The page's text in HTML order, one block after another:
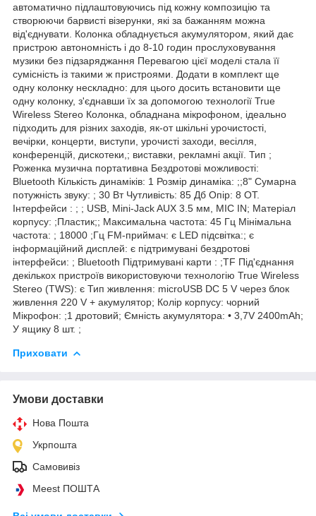
автоматично підлаштовуючись під кожну композицію та
створюючи барвисті візерунки, які за бажанням можна
від'єднувати. Колонка обладнується акумулятором, який дає
пристрою автономність і до 8-10 годин прослуховування
музики без підзаряджання Перевагою цієї моделі стала її
сумісність із такими ж пристроями. Додати в комплект ще
одну колонку нескладно: для цього досить встановити ще
одну колонку, з'єднавши їх за допомогою технології True
Wireless Stereo Колонка, обладнана мікрофоном, ідеально
підходить для різних заходів, як-от шкільні урочистості,
вечірки, концерти, виступи, урочисті заходи, весілля,
конференцій, дискотеки,; виставки, рекламні акції. Тип ;
Роженка музична портативна Бездротові можливості:
Bluetooth Кількість динаміків: 1 Розмір динаміка: ;;8" Сумарна
потужність звуку: ; 30 Вт Чутливість: 85 Дб Опір: 8 ОТ.
Інтерфейси : ; ; USB, Mini-Jack AUX 3.5 мм, MIC IN; Матеріал
корпусу: ;Пластик;; Максимальна частота: 45 Гц Мінімальна
частота: ; 18000 ;Гц FM-приймач: є LED підсвітка:; є
інформаційний дисплей: є підтримувані бездротові
інтерфейси: ; Bluetooth Підтримувані карти : ;TF Під'єднання
декількох пристроїв використовуючи технологію True Wireless
Stereo (TWS): є Тип живлення: microUSB DC 5 V через блок
живлення 220 V + акумулятор; Колір корпусу: чорний
Мікрофон: ;1 дротовий; Ємність акумулятора: • 3,7V 2400mAh;
У ящику 8 шт. ;
Приховати
Умови доставки
Нова Пошта
Укрпошта
Самовивіз
Meest ПОШТА